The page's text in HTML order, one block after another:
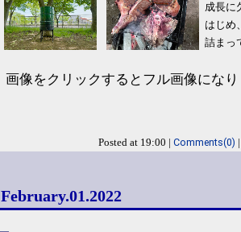
成長に
はじめ
詰まっ
画像をクリックするとフル画像にな
Posted at 19:00 | Comments(0)
February.01.2022